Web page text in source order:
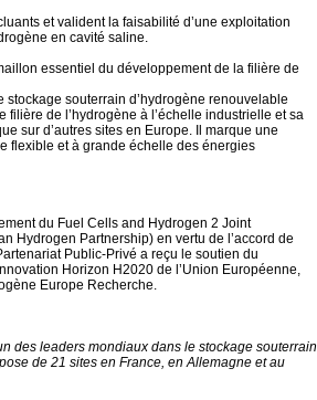
et valident la faisabilité d’une exploitation
en cavité saline.
essentiel du développement de la filière de
stockage souterrain d’hydrogène renouvelable
filière de l’hydrogène à l’échelle industrielle et sa
sur d’autres sites en Europe. Il marque une
flexible et à grande échelle des énergies
du Fuel Cells and Hydrogen 2 Joint
Hydrogen Partnership) en vertu de l’accord de
Public-Privé a reçu le soutien du
Horizon H2020 de l’Union Européenne,
Europe Recherche.
des leaders mondiaux dans le stockage souterrain
de 21 sites en France, en Allemagne et au